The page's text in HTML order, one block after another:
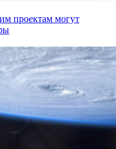
проектам могут